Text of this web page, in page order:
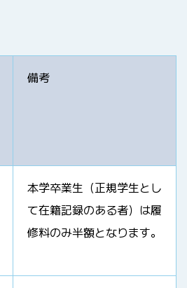
備考
本学卒業生（正規学生とし
て在籍記録のある者）は履
修料のみ半額となります。